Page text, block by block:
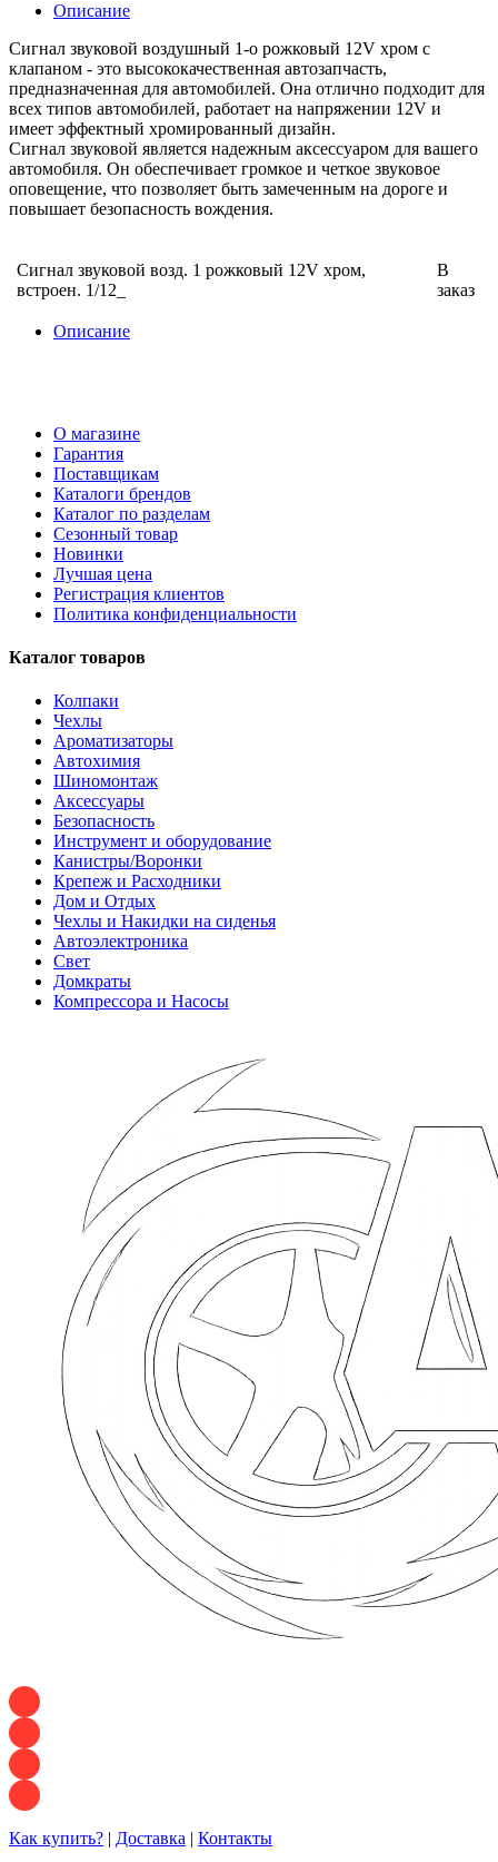
Описание
Сигнал звуковой воздушный 1-о рожковый 12V хром с
клапаном - это высококачественная автозапчасть,
предназначенная для автомобилей. Она отлично подходит для
всех типов автомобилей, работает на напряжении 12V и
имеет эффектный хромированный дизайн.
Сигнал звуковой является надежным аксессуаром для вашего
автомобиля. Он обеспечивает громкое и четкое звуковое
оповещение, что позволяет быть замеченным на дороге и
повышает безопасность вождения.
Сигнал звуковой возд. 1 рожковый 12V хром,
встроен. 1/12_
В
заказ
Описание
О магазине
Гарантия
Поставщикам
Каталоги брендов
Каталог по разделам
Сезонный товар
Новинки
Лучшая цена
Регистрация клиентов
Политика конфиденциальности
Каталог товаров
Колпаки
Чехлы
Ароматизаторы
Автохимия
Шиномонтаж
Аксессуары
Безопасность
Инструмент и оборудование
Канистры/Воронки
Крепеж и Расходники
Дом и Отдых
Чехлы и Накидки на сиденья
Автоэлектроника
Свет
Домкраты
Компрессора и Насосы
Как купить? | Доставка | Контакты